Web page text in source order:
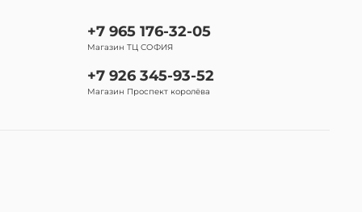
+7 965 176-32-05
Магазин ТЦ СОФИЯ
+7 926 345-93-52
Магазин Проспект королёва